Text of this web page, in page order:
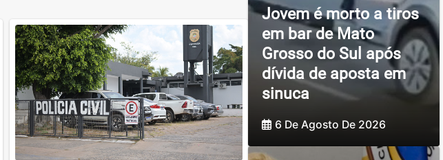
Jovem é morto a tiros
em bar de Mato
Grosso do Sul após
dívida de aposta em
sinuca
6 De Agosto De 2026